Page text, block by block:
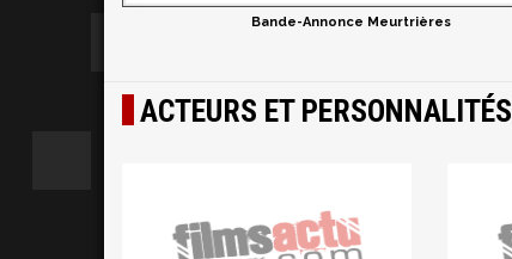
Bande-Annonce Meurtrières
ACTEURS ET PERSONNALITÉS